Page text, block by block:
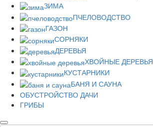
ЗИМА
ПЧЕЛОВОДСТВО
ГАЗОН
СОРНЯКИ
ДЕРЕВЬЯ
ХВОЙНЫЕ ДЕРЕВЬЯ
КУСТАРНИКИ
БАНЯ И САУНА
ОБУСТРОЙСТВО ДАЧИ
ГРИБЫ